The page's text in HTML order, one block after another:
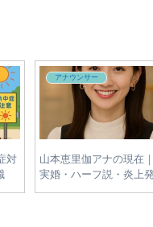
グ
説
政治
有村治子の家系図まと
東郷平八郎との関係や滋
の名家のルーツを解説